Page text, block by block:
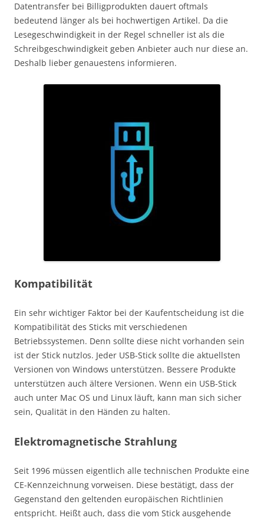
Datentransfer bei Billigprodukten dauert oftmals
bedeutend länger als bei hochwertigen Artikel. Da die
Lesegeschwindigkeit in der Regel schneller ist als die
Schreibgeschwindigkeit geben Anbieter auch nur diese an.
Deshalb lieber genauestens informieren.
Kompatibilität
Ein sehr wichtiger Faktor bei der Kaufentscheidung ist die
Kompatibilität des Sticks mit verschiedenen
Betriebssystemen. Denn sollte diese nicht vorhanden sein
ist der Stick nutzlos. Jeder USB-Stick sollte die aktuellsten
Versionen von Windows unterstützen. Bessere Produkte
unterstützen auch ältere Versionen. Wenn ein USB-Stick
auch unter Mac OS und Linux läuft, kann man sich sicher
sein, Qualität in den Händen zu halten.
Elektromagnetische Strahlung
Seit 1996 müssen eigentlich alle technischen Produkte eine
CE-Kennzeichnung vorweisen. Diese bestätigt, dass der
Gegenstand den geltenden europäischen Richtlinien
entspricht. Heißt auch, dass die vom Stick ausgehende